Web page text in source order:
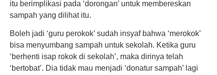
itu berimplikasi pada ‘dorongan’ untuk membereskan
sampah yang dilihat itu.
Boleh jadi ‘guru perokok’ sudah insyaf bahwa ‘merokok’
bisa menyumbang sampah untuk sekolah. Ketika guru
‘berhenti isap rokok di sekolah’, maka dirinya telah
‘bertobat’. Dia tidak mau menjadi ‘donatur sampah’ lagi